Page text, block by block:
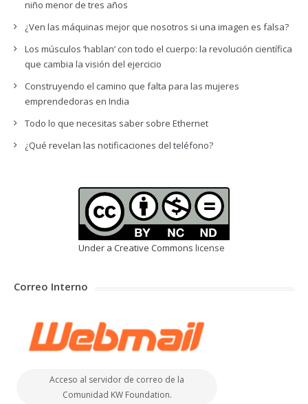
niño menor de tres años
¿Ven las máquinas mejor que nosotros si una imagen es falsa?
Los músculos ‘hablan’ con todo el cuerpo: la revolución científica
que cambia la visión del ejercicio
Construyendo el camino que falta para las mujeres
emprendedoras en India
Todo lo que necesitas saber sobre Ethernet
¿Qué revelan las notificaciones del teléfono?
Under a Creative Commons license
Correo Interno
Acceso al servidor de correo de la
Comunidad KW Foundation.